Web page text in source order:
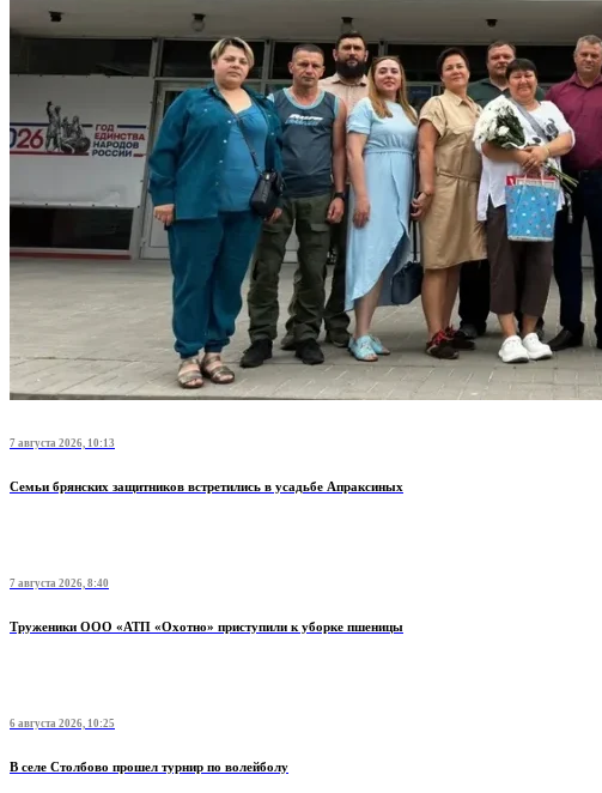
7 августа 2026, 10:13
Семьи брянских защитников встретились в усадьбе Апраксиных
7 августа 2026, 8:40
Труженики ООО «АТП «Охотно» приступили к уборке пшеницы
6 августа 2026, 10:25
В селе Столбово прошел турнир по волейболу